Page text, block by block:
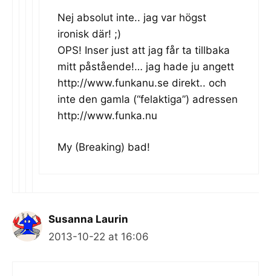
Nej absolut inte.. jag var högst
ironisk där! ;)
OPS! Inser just att jag får ta tillbaka
mitt påstående!… jag hade ju angett
http://www.funkanu.se direkt.. och
inte den gamla (“felaktiga”) adressen
http://www.funka.nu
My (Breaking) bad!
Susanna Laurin
2013-10-22 at 16:06